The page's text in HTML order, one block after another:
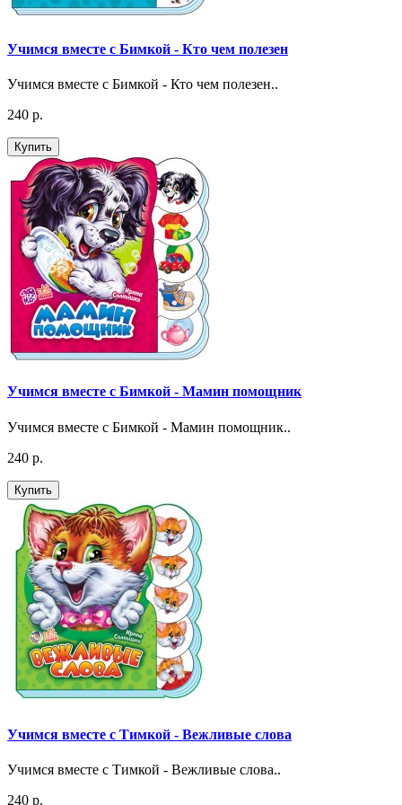
Учимся вместе с Бимкой - Кто чем полезен
Учимся вместе с Бимкой - Кто чем полезен..
240 р.
Купить
Учимся вместе с Бимкой - Мамин помощник
Учимся вместе с Бимкой - Мамин помощник..
240 р.
Купить
Учимся вместе с Тимкой - Вежливые слова
Учимся вместе с Тимкой - Вежливые слова..
240 р.